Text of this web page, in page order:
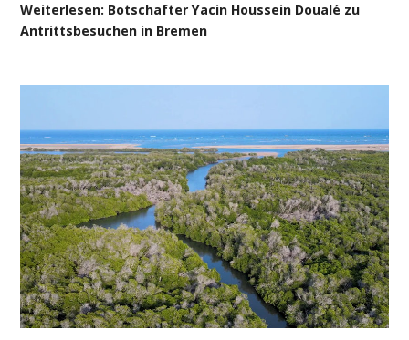
Weiterlesen: Botschafter Yacin Houssein Doualé zu
Antrittsbesuchen in Bremen